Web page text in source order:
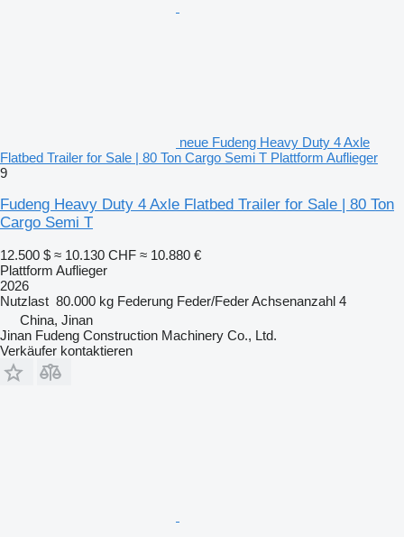
neue Fudeng Heavy Duty 4 Axle
Flatbed Trailer for Sale | 80 Ton Cargo Semi T Plattform Auflieger
9
Fudeng Heavy Duty 4 Axle Flatbed Trailer for Sale | 80 Ton
Cargo Semi T
12.500 $ ≈ 10.130 CHF ≈ 10.880 €
Plattform Auflieger
2026
Nutzlast 80.000 kg Federung Feder/FederAchsenanzahl 4
China, Jinan
Jinan Fudeng Construction Machinery Co., Ltd.
Verkäufer kontaktieren